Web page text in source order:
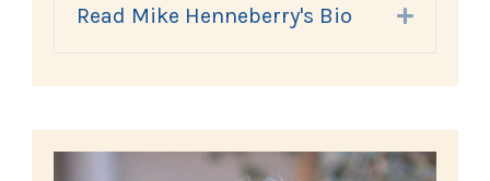
Read Mike Henneberry's Bio Expand